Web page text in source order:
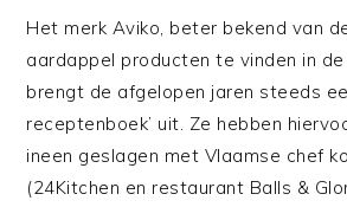
Het merk Aviko, beter bekend van
aardappel producten te vinden in
brengt de afgelopen jaren steeds
receptenboek’ uit. Ze hebben
ineen geslagen met Vlaamse chef
(24Kitchen en restaurant Balls &